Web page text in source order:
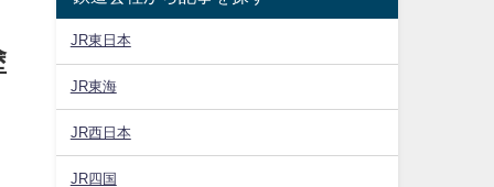
JR東日本
JR東海
JR西日本
JR四国